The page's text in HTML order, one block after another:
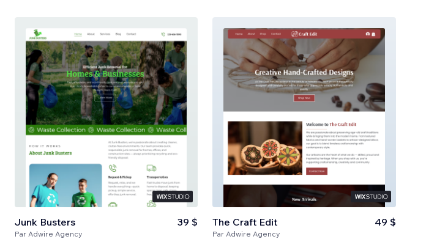
Junk Busters
Par Adwire Agency
39 $ The Craft Edit
Par Adwire Agency
49 $